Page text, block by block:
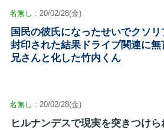
名無し : 20/02/28(金)
国民の彼氏になったせいでクソ
封印された結果ドライブ関連に
兄さんと化した竹内くん
名無し : 20/02/28(金)
ヒルナンデスで現実を突きつけ